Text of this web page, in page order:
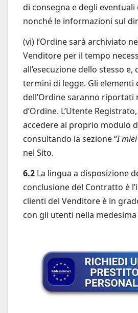
di consegna e degli
nonché le informazioni sul
(vi) l’Ordine sarà archiviato
Venditore per il tempo
all’esecuzione dello stesso e,
termini di legge. Gli elementi
dell’Ordine saranno riportati
d’Ordine. L’Utente
accedere al proprio modulo
consultando la sezione “I
nel Sito.
6.2 La lingua a disposizione
conclusione del Contratto è
clienti del Venditore è in
con gli utenti nella